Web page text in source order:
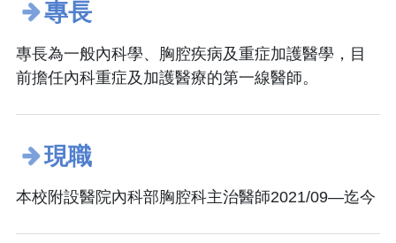
專長
專長為一般內科學、胸腔疾病及重症加護醫學，目
前擔任內科重症及加護醫療的第一線醫師。
現職
本校附設醫院內科部胸腔科主治醫師2021/09—迄今